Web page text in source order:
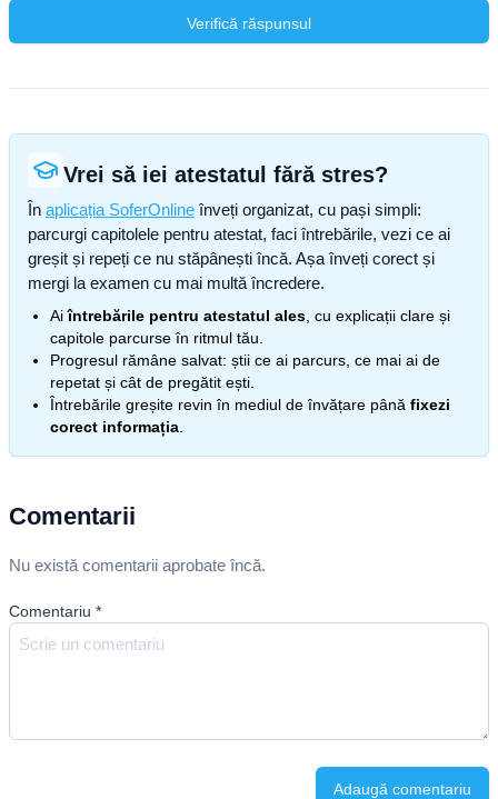
Verifică răspunsul
Vrei să iei atestatul fără stres?
În aplicația SoferOnline înveți organizat, cu pași simpli:
parcurgi capitolele pentru atestat, faci întrebările, vezi ce ai
greșit și repeți ce nu stăpânești încă. Așa înveți corect și
mergi la examen cu mai multă încredere.
Aiîntrebările pentru atestatul ales , cu explicații clare și
capitole parcurse în ritmul tău.
Progresul rămâne salvat: știi ce ai parcurs, ce mai ai de
repetat și cât de pregătit ești.
Întrebările greșite revin în mediul de învățare până fixezi
corect informația
Comentarii
Nu există comentarii aprobate încă.
Comentariu *
Adaugă comentariu